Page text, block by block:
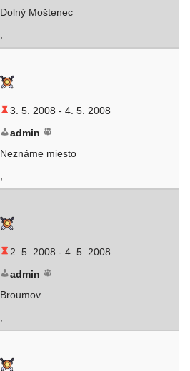
Dolný Moštenec
,
3. 5. 2008 - 4. 5. 2008
admin
Neznáme miesto
,
2. 5. 2008 - 4. 5. 2008
admin
Broumov
,